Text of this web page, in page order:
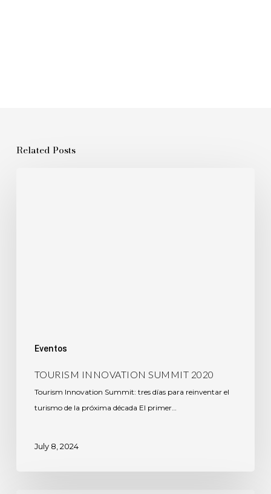
Related Posts
Eventos
TOURISM INNOVATION SUMMIT 2020
Tourism Innovation Summit: tres días para reinventar el
turismo de la próxima década El primer…
July 8, 2024